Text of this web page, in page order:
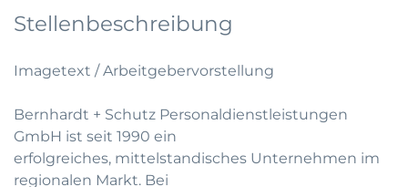
Stellenbeschreibung
Imagetext / Arbeitgebervorstellung
Bernhardt + Schutz Personaldienstleistungen
GmbH ist seit 1990 ein
erfolgreiches, mittelstandisches Unternehmen im
regionalen Markt. Bei